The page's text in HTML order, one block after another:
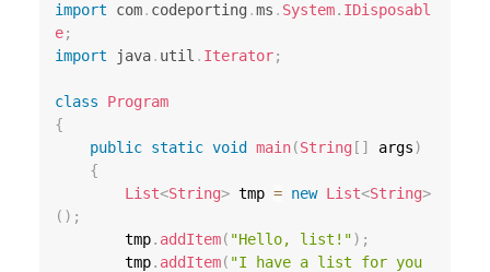
import
com. codeporting .ms . System. IDisposabl
e;
import
java. util . Iterator;
class
Program
{
public static void main(String [ ] args)
{
List<String> tmp = new List<String>
( ) ;
        tmp
. addItem( "Hello, list!") ;
        tmp
. addItem( "I have a list for you